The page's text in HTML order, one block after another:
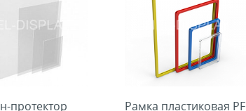
протектор Рамка пластиковая PF